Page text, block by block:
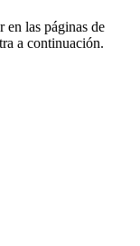
en las páginas de
a continuación.